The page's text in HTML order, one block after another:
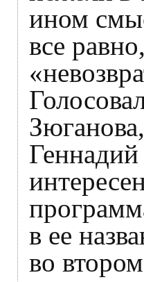
ином
все
в ее
во